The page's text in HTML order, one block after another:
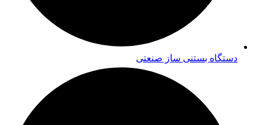
دستگاه بستنی ساز صنعتی